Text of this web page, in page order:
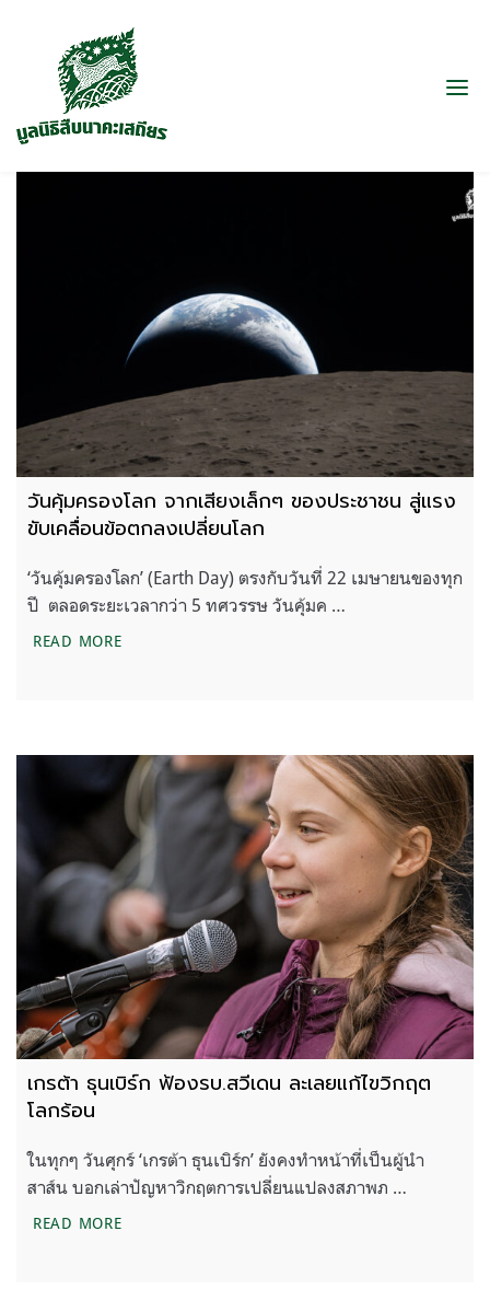
วันคุ้มครองโลก จากเสียงเล็กๆ ของประชาชน สู่แรง
ขับเคลื่อนข้อตกลงเปลี่ยนโลก
‘วันคุ้มครองโลก’ (Earth Day) ตรงกับวันที่ 22 เมษายนของทุก
ปี ตลอดระยะเวลากว่า 5 ทศวรรษ วันคุ้มค …
READ MOREวันคุ้มครองโลก จากเสียงเล็กๆ ของประชาชน สู่แรงขั
เกรต้า ธุนเบิร์ก ฟ้องรบ.สวีเดน ละเลยแก้ไขวิกฤต
โลกร้อน
ในทุกๆ วันศุกร์ ‘เกรต้า ธุนเบิร์ก’ ยังคงทำหน้าที่เป็นผู้นำ
สาส์น บอกเล่าปัญหาวิกฤตการเปลี่ยนแปลงสภาพภ …
READ MOREเกรต้า ธุนเบิร์ก ฟ้องรบ.สวีเดน ละเลยแก้ไขวิกฤตโลก